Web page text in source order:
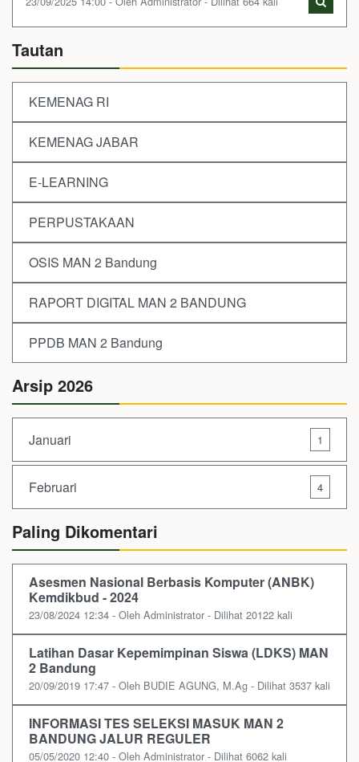
Tautan
KEMENAG RI
KEMENAG JABAR
E-LEARNING
PERPUSTAKAAN
OSIS MAN 2 Bandung
RAPORT DIGITAL MAN 2 BANDUNG
PPDB MAN 2 Bandung
Arsip 2026
Januari 1
Februari 4
Paling Dikomentari
Asesmen Nasional Berbasis Komputer (ANBK)
Kemdikbud - 2024
23/08/2024 12:34 - Oleh Administrator - Dilihat 20122 kali
Latihan Dasar Kepemimpinan Siswa (LDKS) MAN
2 Bandung
20/09/2019 17:47 - Oleh BUDIE AGUNG, M.Ag - Dilihat 3537 kali
INFORMASI TES SELEKSI MASUK MAN 2
BANDUNG JALUR REGULER
05/05/2020 12:40 - Oleh Administrator - Dilihat 6062 kali